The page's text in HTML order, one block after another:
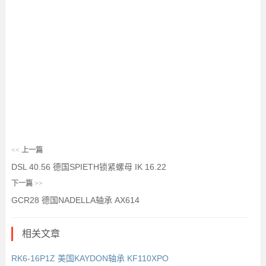
<< 上一篇
DSL 40.56 德国SPIETH锁紧螺母 IK 16.22
下一篇 >>
GCR28 德国NADELLA轴承 AX614
相关文章
RK6-16P1Z 美国KAYDON轴承 KF110XPO